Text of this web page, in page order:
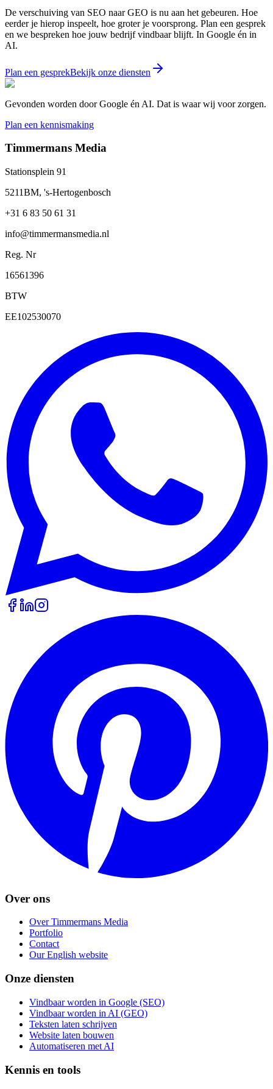
De verschuiving van SEO naar GEO is nu aan het gebeuren. Hoe
eerder je hierop inspeelt, hoe groter je voorsprong. Plan een gesprek
en we bespreken hoe jouw bedrijf vindbaar blijft. In Google én in
AI.
Plan een gesprekBekijk onze diensten
Gevonden worden door Google én AI. Dat is waar wij voor zorgen.
Plan een kennismaking
Timmermans Media
Stationsplein 91
5211BM, 's-Hertogenbosch
+31 6 83 50 61 31
info@timmermansmedia.nl
Reg. Nr
16561396
BTW
EE102530070
Over ons
Over Timmermans Media
Portfolio
Contact
Our English website
Onze diensten
Vindbaar worden in Google (SEO)
Vindbaar worden in AI (GEO)
Teksten laten schrijven
Website laten bouwen
Automatiseren met AI
Kennis en tools